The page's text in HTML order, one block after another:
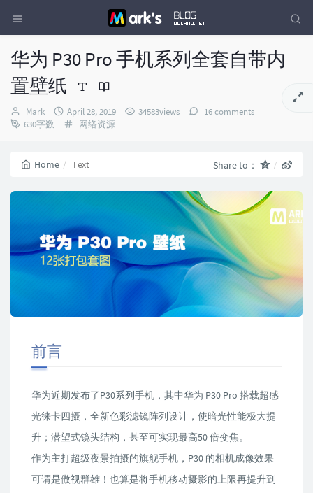
华为 P30 Pro 手机系列全套自带内
置壁纸
Author：
Mark
发
布
April 28, 2019 34583views
16 comments
630字数
Categories：
网络资源
Home Text Share to：
前言
华为近期发布了P30系列手机，其中华为 P30 Pro 搭载超感
光徕卡四摄，全新色彩滤镜阵列设计，使暗光性能极大提
升；潜望式镜头结构，甚至可实现最高50 倍变焦。
作为主打超级夜景拍摄的旗舰手机，P30 的相机成像效果
可谓是傲视群雄！也算是将手机移动摄影的上限再提升到